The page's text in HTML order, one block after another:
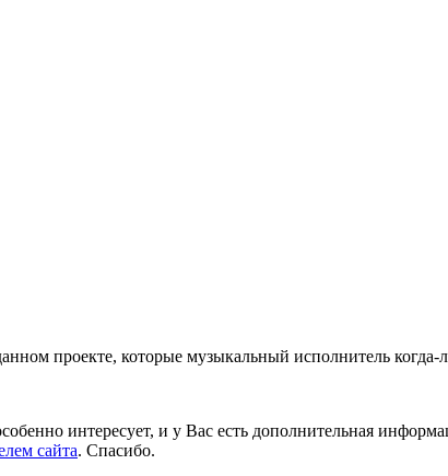
проекте, которые музыкальный исполнитель когда-
интересует, и у Вас есть дополнительная
сайта. Спасибо.